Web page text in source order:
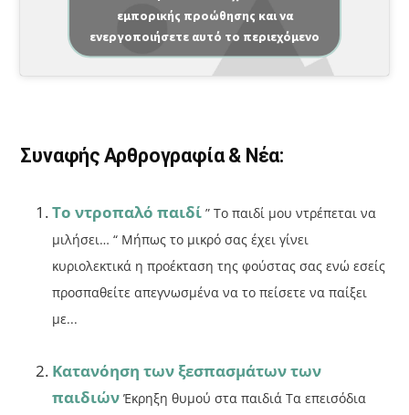
e
b
o
k
ai
l
ρ
α
σ
ίτ
ε
εμπορικής προώθησης και να
ενεργοποιήσετε αυτό το περιεχόμενο
Συναφής Αρθρογραφία & Νέα:
Το ντροπαλό παιδί ” Το παιδί μου ντρέπεται να
μιλήσει… “ Μήπως το μικρό σας έχει γίνει
κυριολεκτικά η προέκταση της φούστας σας ενώ εσείς
προσπαθείτε απεγνωσμένα να το πείσετε να παίξει
με...
Κατανόηση των ξεσπασμάτων των
παιδιών Έκρηξη θυμού στα παιδιά Τα επεισόδια